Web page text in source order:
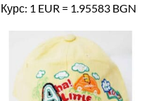
Курс: 1 EUR = 1.95583 BGN